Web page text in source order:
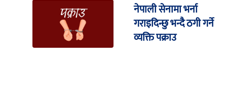
नेपाली सेनामा भर्ना
गराइदिन्छु भन्दै ठगी गर्ने
व्यक्ति पक्राउ